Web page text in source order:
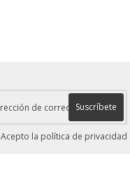
Suscríbete
Acepto la política de privacidad